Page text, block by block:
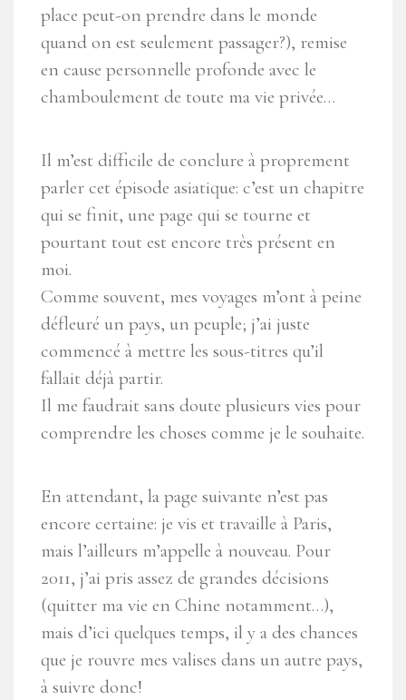
place peut-on prendre dans le monde
quand on est seulement passager?), remise
en cause personnelle profonde avec le
chamboulement de toute ma vie privée…
Il m’est difficile de conclure à proprement
parler cet épisode asiatique: c’est un chapitre
qui se finit, une page qui se tourne et
pourtant tout est encore très présent en
moi.
Comme souvent, mes voyages m’ont à peine
défleuré un pays, un peuple; j’ai juste
commencé à mettre les sous-titres qu’il
fallait déjà partir.
Il me faudrait sans doute plusieurs vies pour
comprendre les choses comme je le souhaite.
En attendant, la page suivante n’est pas
encore certaine: je vis et travaille à Paris,
mais l’ailleurs m’appelle à nouveau. Pour
2011, j’ai pris assez de grandes décisions
(quitter ma vie en Chine notamment…),
mais d’ici quelques temps, il y a des chances
que je rouvre mes valises dans un autre pays,
à suivre donc!